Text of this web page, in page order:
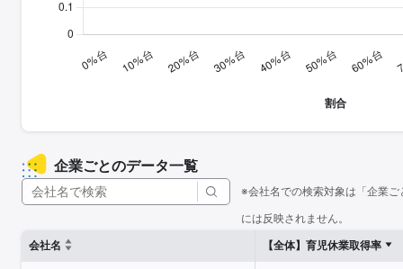
企業ごとのデータ一覧
※会社名での検索対象は「企業
には反映されません。
会社名
【全体】育児休業取得率